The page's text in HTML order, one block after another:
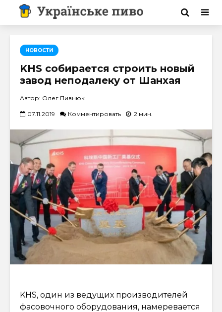
НОВОСТИ
KHS собирается строить новый
завод неподалеку от Шанхая
Автор: Олег Пивнюк
07.11.2019 Комментировать 2 мин.
KHS, один из ведущих производителей
фасовочного оборудования, намеревается